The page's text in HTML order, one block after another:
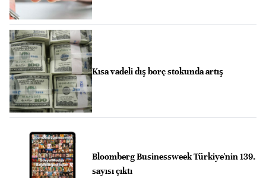
Kısa vadeli dış borç stokunda artış
Bloomberg Businessweek Türkiye'nin 139.
sayısı çıktı